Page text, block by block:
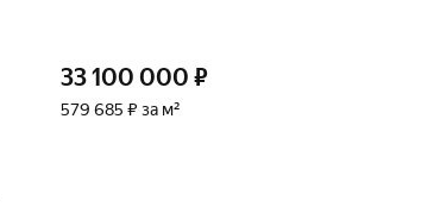
33 100 000 ₽
579 685 ₽ за м²